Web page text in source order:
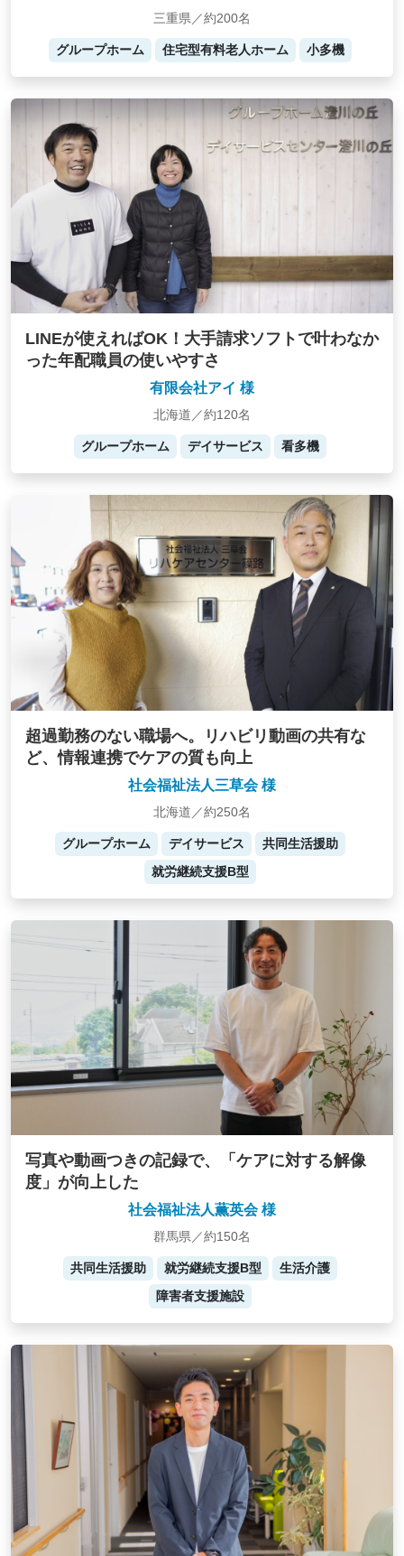
三重県／約200名
グループホーム 住宅型有料老人ホーム 小多機
LINEが使えればOK！大手請求ソフトで叶わなか
った年配職員の使いやすさ
有限会社アイ 様
北海道／約120名
グループホーム デイサービス 看多機
超過勤務のない職場へ。リハビリ動画の共有な
ど、情報連携でケアの質も向上
社会福祉法人三草会 様
北海道／約250名
グループホーム デイサービス
共同生活援助
就労継続支援B型
写真や動画つきの記録で、「ケアに対する解像
度」が向上した
社会福祉法人薫英会 様
群馬県／約150名
共同生活援助 就労継続支援B型
生活介護
障害者支援施設